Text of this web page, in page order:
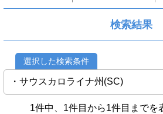
検索結果
選択した検索条件
・サウスカロライナ州(SC)
1件中、1件目から1件目までを